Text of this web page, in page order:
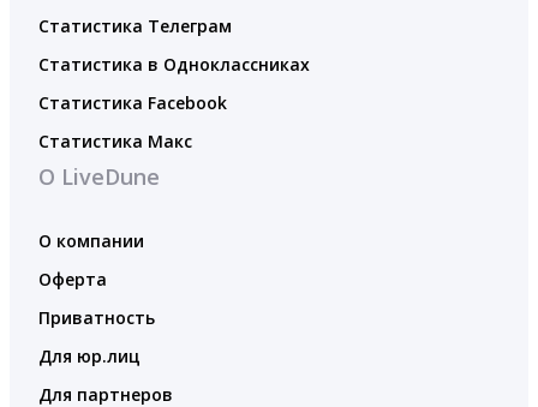
Статистика Телеграм
Статистика в Одноклассниках
Статистика Facebook
Статистика Макс
О LiveDune
О компании
Оферта
Приватность
Для юр.лиц
Для партнеров